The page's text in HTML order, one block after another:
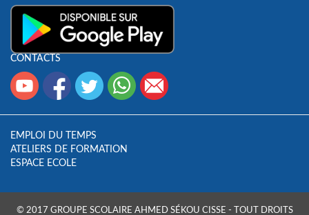
CONTACTS
EMPLOI DU TEMPS
ATELIERS DE FORMATION
ESPACE ECOLE
© 2017 GROUPE SCOLAIRE AHMED SÉKOU CISSE - TOUT DROITS